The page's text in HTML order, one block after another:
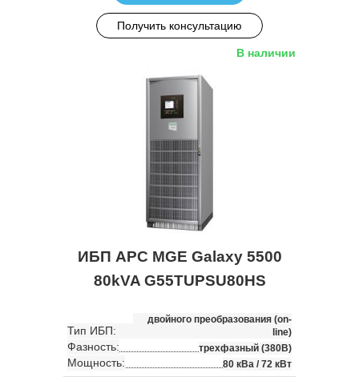
Получить консультацию
В наличии
ИБП APC MGE Galaxy 5500
80kVA G55TUPSU80HS
Тип ИБП:
двойного преобразования (on-
line)
Фазность: трехфазный (380В)
Мощность: 80 кВа / 72 кВт